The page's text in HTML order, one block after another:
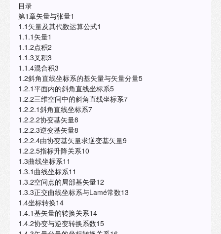
目录
第1章矢量与张量1
1.1矢量及其代数运算公式1
1.1.1矢量1
1.1.2点积2
1.1.3叉积3
1.1.4混合积3
1.2斜角直线坐标系的基矢量与矢量分量5
1.2.1平面内的斜角直线坐标系5
1.2.2三维空间中的斜角直线坐标系7
1.2.2.1斜角直线坐标系7
1.2.2.2协变基矢量8
1.2.2.3逆变基矢量8
1.2.2.4由协变基矢量求逆变基矢量9
1.2.2.5指标升降关系10
1.3曲线坐标系11
1.3.1曲线坐标系11
1.3.2空间点的局部基矢量12
1.3.3正交曲线坐标系与Lamé常数13
1.4坐标转换14
1.4.1基矢量的转换关系14
1.4.2协变与逆变转换系数15